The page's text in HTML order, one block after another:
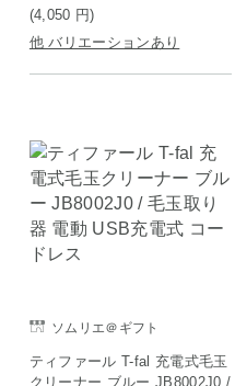
(4,050 円)
他 バリエーションあり
ソムリエ＠ギフト
ティファール T-fal 充電式毛玉
クリーナー ブルー JB8002J0 /